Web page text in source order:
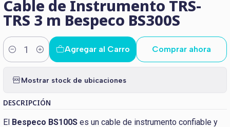
Cable de Instrumento TRS-
TRS 3 m Bespeco BS300S
Cantidad
Agregar al Carro Comprar ahora
Mostrar stock de ubicaciones
DESCRIPCIÓN
El Bespeco BS100S es un cable de instrumento confiable y